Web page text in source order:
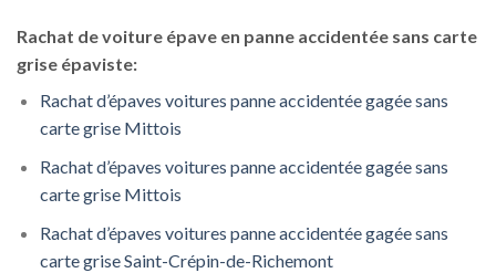
Rachat de voiture épave en panne accidentée sans carte
grise épaviste:
Rachat d’épaves voitures panne accidentée gagée sans
carte grise Mittois
Rachat d’épaves voitures panne accidentée gagée sans
carte grise Mittois
Rachat d’épaves voitures panne accidentée gagée sans
carte grise Saint-Crépin-de-Richemont